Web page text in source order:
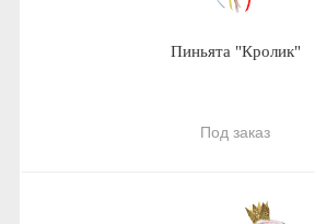
Пиньята "Кролик"
Под заказ